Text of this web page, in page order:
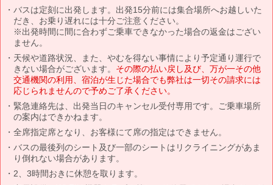
バスは定刻に出発します。出発15分前には集合場所へお越しいた
だき、お乗り遅れには十分ご注意ください。
※出発時間に間に合わずご乗車できなかった場合の返金はござい
ません。
天候や道路状況、また、やむを得ない事情により予定通り運行で
きない場合がございます。 その際の払い戻し及び、万が一その他
交通機関の利用、宿泊が生じた場合でも弊社は一切その請求には
応じられませんので予めご了承ください。
緊急連絡先は、出発当日のキャンセル受付専用です。ご乗車場所
の案内はできかねます。
全席指定席となり、お客様にて席の指定はできません。
バスの最後列のシート及び一部のシートはリクライニングがあま
り倒れない場合があります。
2、3時間おきに休憩を取ります。